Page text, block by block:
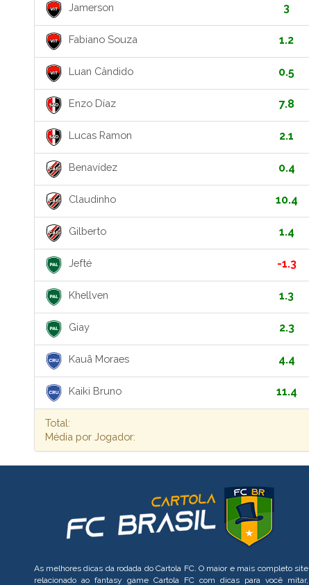
Jamerson 3
Fabiano Souza 1.2
Luan Cândido 0.5
Enzo Díaz 7.8
Lucas Ramon 2.1
Benavídez 0.4
Claudinho 10.4
Gilberto 1.4
Jefté -1.3
Khellven 1.3
Giay 2.3
Kauã Moraes 4.4
Kaiki Bruno 11.4
Total:
Média por Jogador:
As melhores dicas da rodada do Cartola FC. O maior e mais completo site
relacionado ao fantasy game Cartola FC com dicas para você mitar,